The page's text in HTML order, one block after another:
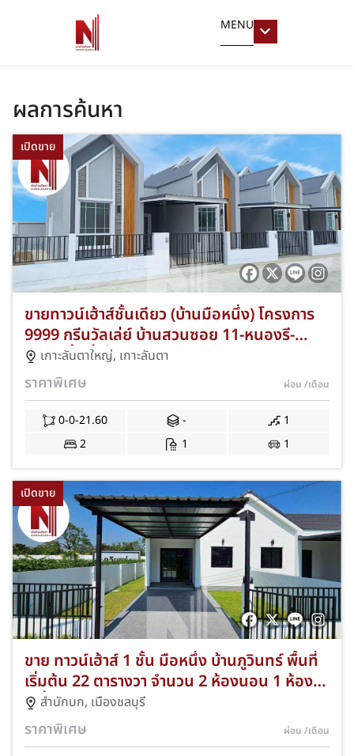
MENU
ผลการค้นหา
เปิดขาย
ขายทาวน์เฮ้าส์ชั้นเดียว (บ้านมือหนึ่ง) โครงการ
9999 กรีนวัลเล่ย์ บ้านสวนซอย 11-หนองรี-
ชลบุรี พื้นที่เริ่มต้น 21.60 ตร.ว. 2 ห้องนอน 1
ห้องน้ำ ที่จอดรถ 1 คัน ทำเลดีเดินทางสะดวก
เชื่อมต่อเมืองชลบุรี ใกล้แหล่งชุมชนและ
ธรรมชาติ ค่าส่วนกลางถูก JS-146
เกาะลันตาใหญ่, เกาะลันตา
ราคาพิเศษ ผ่อน /เดือน
0-0-21.60 -
1
2
1 1
เปิดขาย
ขาย ทาวน์เฮ้าส์ 1 ชั้น มือหนึ่ง บ้านภูวินทร์ พื้นที่
เริ่มต้น 22 ตารางวา จำนวน 2 ห้องนอน 1 ห้องน้ำ
1 ที่จอดรถ ทำเลสำนักบก-เมืองชลบุรี ใกล้อมตะ!
ฟรีค่าโอนฯ พร้อมแอร์ เคาน์เตอร์ครัว และ
หลังคาโรงรถ! JS-328
สำนักบก, เมืองชลบุรี
ราคาพิเศษ ผ่อน /เดือน